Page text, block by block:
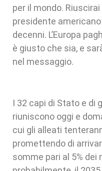
per il mondo.
presidente
decenni. L’Europa
è giusto che sia, e
nel messaggio.
I 32 capi di Stato e di
riuniscono oggi e
cui gli alleati
promettendo di
somme pari al 5% dei